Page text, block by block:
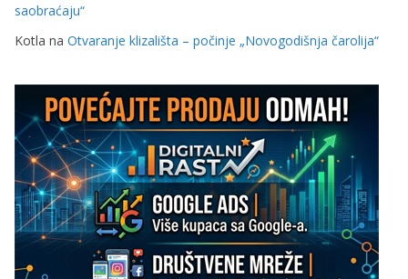
saobraćaju“
Kotla na Otvaranje klizališta – počinje „Novogodišnja čarolija“